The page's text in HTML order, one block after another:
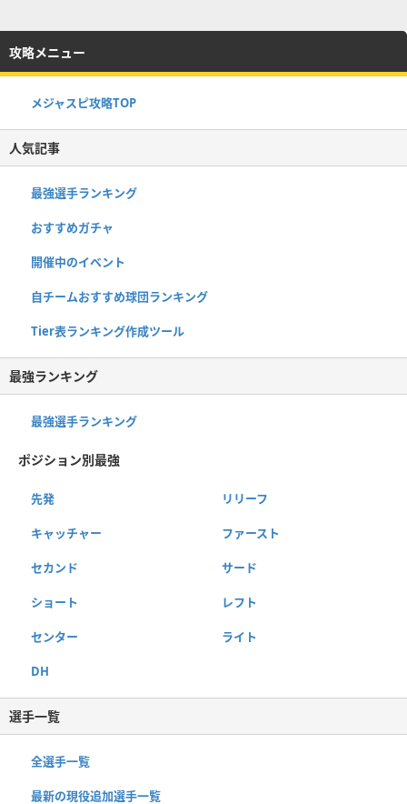
攻略メニュー
メジャスピ攻略TOP
人気記事
最強選手ランキング
おすすめガチャ
開催中のイベント
自チームおすすめ球団ランキング
Tier表ランキング作成ツール
最強ランキング
最強選手ランキング
ポジション別最強
先発 リリーフ
キャッチャー ファースト
セカンド サード
ショート レフト
センター ライト
DH
選手一覧
全選手一覧
最新の現役追加選手一覧